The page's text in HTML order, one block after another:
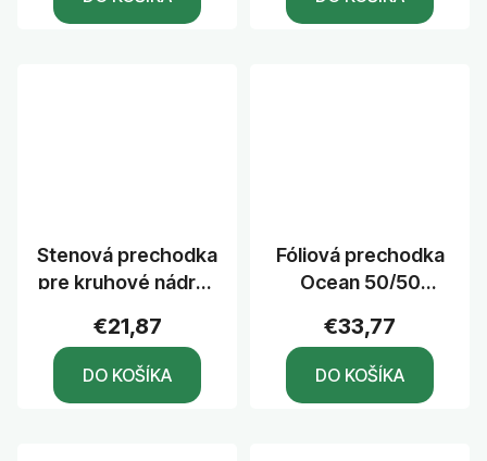
Stenová prechodka
pre kruhové nádrže
€21,87
DO KOŠÍKA
Fóliová prechodka
Ocean 50/50
€33,77
DO KOŠÍKA